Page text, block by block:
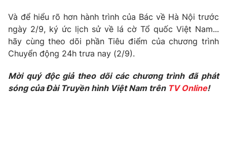
Tư vấn
Chuyên mục khác
Emagazine Podcast
Photo Infographic
Và để hiểu rõ hơn hành trình của Bác về Hà Nội trước
ngày 2/9, ký ức lịch sử về lá cờ Tổ quốc Việt Nam...
hãy cùng theo dõi phần Tiêu điểm của chương trình
Chuyển động 24h trưa nay (2/9).
Mời quý độc giả theo dõi các chương trình đã phát
sóng của Đài Truyền hình Việt Nam trên TV Online!